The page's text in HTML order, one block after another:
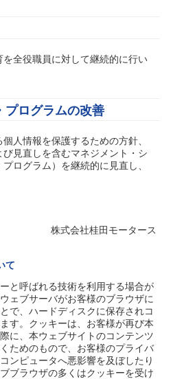
全役職員に対して継続的に行い
プログラムの改善
人情報を保護するための方針、
見直しを含むマネジメント・シ
ログラム）を継続的に見直し、
株式会社桂田モータース
て
と呼ばれる技術を利用する場合が
ェブサーバがお客様のブラウザに
で、ハードディスクに保存されコ
す。クッキーは、お客様が再び本
に、本ウェブサイトのコンテンツ
ためのもので、お客様のプライバ
ンピュータへ悪影響を及ぼしたり
ブラウザの多くはクッキーを受け